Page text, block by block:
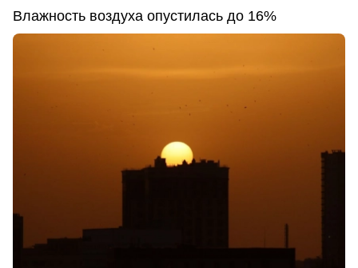
Влажность воздуха опустилась до 16%